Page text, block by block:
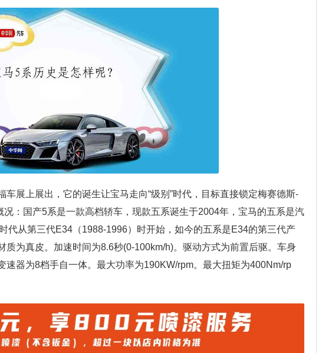
展上展出，它的诞生让宝马走向“级别”时代，目标直接锁定梅赛德斯-
：国产5系是一款高档轿车，现款五系诞生于2004年，宝马的五系是汽
代从第三代E34（1988-1996）时开始，如今的五系是E34的第三代产
质为真皮。加速时间为8.6秒(0-100km/h)。驱动方式为前置后驱。车身
速器为8档手自一体。最大功率为190KW/rpm。最大扭矩为400Nm/rp